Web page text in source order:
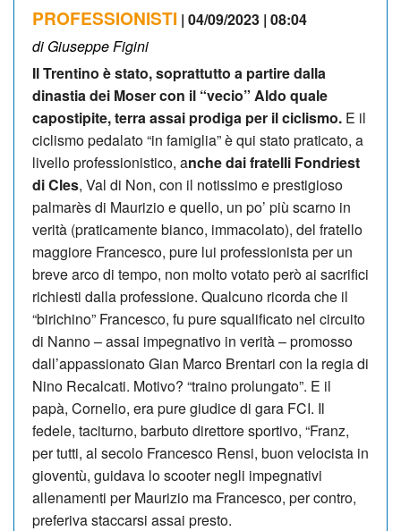
PROFESSIONISTI | 04/09/2023 | 08:04
di Giuseppe Figini
Il Trentino è stato, soprattutto a partire dalla
dinastia dei Moser con il “vecio” Aldo quale
capostipite, terra assai prodiga per il ciclismo. E il
ciclismo pedalato “in famiglia” è qui stato praticato, a
livello professionistico, anche dai fratelli Fondriest
di Cles, Val di Non, con il notissimo e prestigioso
palmarès di Maurizio e quello, un po’ più scarno in
verità (praticamente bianco, immacolato), del fratello
maggiore Francesco, pure lui professionista per un
breve arco di tempo, non molto votato però ai sacrifici
richiesti dalla professione. Qualcuno ricorda che il
“birichino” Francesco, fu pure squalificato nel circuito
di Nanno – assai impegnativo in verità – promosso
dall’appassionato Gian Marco Brentari con la regia di
Nino Recalcati. Motivo? “traino prolungato”. E il
papà, Cornelio, era pure giudice di gara FCI. Il
fedele, taciturno, barbuto direttore sportivo, “Franz,
per tutti, al secolo Francesco Rensi, buon velocista in
gioventù, guidava lo scooter negli impegnativi
allenamenti per Maurizio ma Francesco, per contro,
preferiva staccarsi assai presto.